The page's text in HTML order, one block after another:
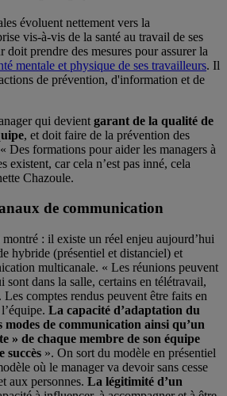
évoluent nettement vers la
vis-à-vis de la santé au travail de ses
prendre des mesures pour assurer la
mentale et physique de ses travailleurs. Il
de prévention, d'information et de
qui devient garant de la qualité de
, et doit faire de la prévention des
Des formations pour aider les managers à
existent, car cela n’est pas inné, cela
Chazoule.
de communication
: il existe un réel enjeu aujourd’hui
hybride (présentiel et distanciel) et
multicanale. « Les réunions peuvent
sont dans la salle, certains en télétravail,
Les comptes rendus peuvent être faits en
La capacité d’adaptation du
de communication ainsi qu’un
» de chaque membre de son équipe
succès ». On sort du modèle en présentiel
où le manager va devoir sans cesse
aux personnes. La légitimité d’un